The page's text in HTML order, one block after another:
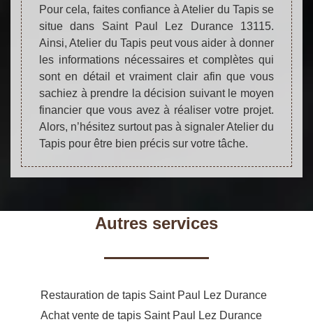
Pour cela, faites confiance à Atelier du Tapis se
situe dans Saint Paul Lez Durance 13115.
Ainsi, Atelier du Tapis peut vous aider à donner
les informations nécessaires et complètes qui
sont en détail et vraiment clair afin que vous
sachiez à prendre la décision suivant le moyen
financier que vous avez à réaliser votre projet.
Alors, n’hésitez surtout pas à signaler Atelier du
Tapis pour être bien précis sur votre tâche.
Autres services
Restauration de tapis Saint Paul Lez Durance
Achat vente de tapis Saint Paul Lez Durance